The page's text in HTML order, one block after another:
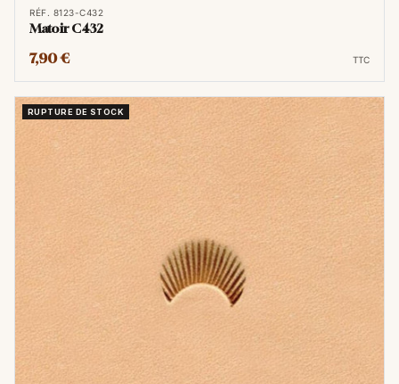
RÉF. 8123-C432
Matoir C432
7,90 € TTC
RUPTURE DE STOCK